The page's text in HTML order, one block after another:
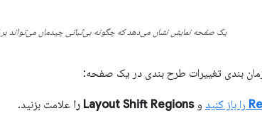
یک صفحه نمایش نشان می‌دهد که چگونه بی‌ثباتی چیدمان می‌تواند بر
بندی تغییرات طرح بندی در یک صفحه:
را باز کنید وLayout Shift Regions را علامت بزنید.